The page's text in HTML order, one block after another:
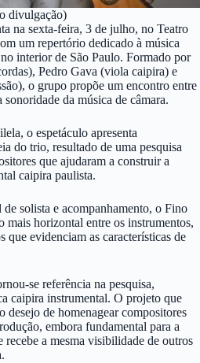
divulgação)
na sexta-feira, 3 de julho, no Teatro
um repertório dedicado à música
interior de São Paulo. Formado por
Pedro Gava (viola caipira) e
o grupo propõe um encontro entre
da música de câmara.
o espetáculo apresenta
do trio, resultado de uma pesquisa
que ajudaram a construir a
caipira paulista.
solista e acompanhamento, o Fino
mais horizontal entre os instrumentos,
que evidenciam as características de
se referência na pesquisa,
caipira instrumental. O projeto que
desejo de homenagear compositores
embora fundamental para a
recebe a mesma visibilidade de outros